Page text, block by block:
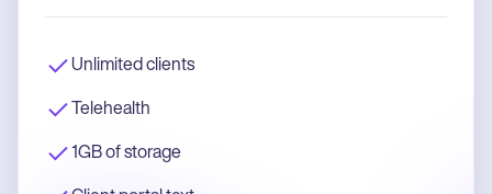
Unlimited clients
Telehealth
1GB of storage